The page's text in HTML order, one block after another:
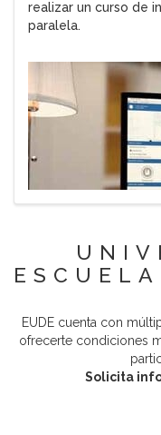
realizar un curso de
paralela.
EUDE cuenta con
ofrecerte condiciones
Solicita